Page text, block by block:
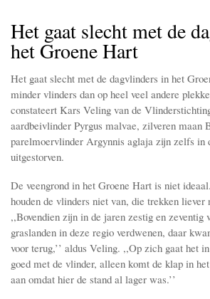
Het gaat slecht met de
het Groene Hart
Het gaat slecht met de dagvlinders in het
minder vlinders dan op heel veel andere
constateert Kars Veling van de
aardbeivlinder Pyrgus malvae, zilveren maan
parelmoervlinder Argynnis aglaja zijn zelfs in
uitgestorven.
De veengrond in het Groene Hart is niet
houden de vlinders niet van, die trekken liever
,,Bovendien zijn in de jaren zestig en zeventig
graslanden in deze regio verdwenen, daar
voor terug,’’ aldus Veling. ,,Op zich gaat het
goed met de vlinder, alleen komt de klap in
aan omdat hier de stand al lager was.’’